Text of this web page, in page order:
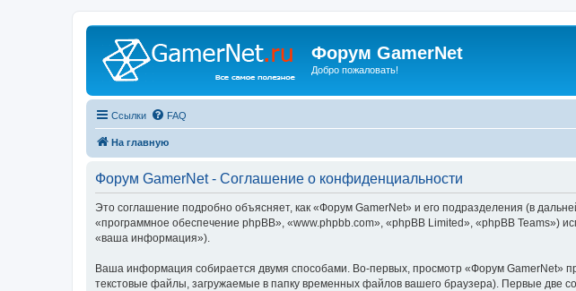
Форум GamerNet
Добро пожаловать!
Ссылки FAQ
На главную
Форум GamerNet - Соглашение о конфиденциальности
Это соглашение подробно объясняет, как «Форум GamerNet» и его подразделения (в
«программное обеспечение phpBB», «www.phpbb.com», «phpBB Limited», «phpBB Teams»)
«ваша информация»).
Ваша информация собирается двумя способами. Во-первых, просмотр «Форум GamerNet»
текстовые файлы, загружаемые в папку временных файлов вашего браузера). Первые две